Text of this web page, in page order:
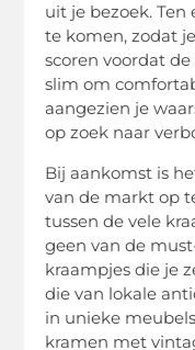
uit je bezoek.
te komen, zodat
scoren voordat
slim om
aangezien je
op zoek naar
Bij aankomst is
van de markt op
tussen de vele
geen van de
kraampjes die je
die van lokale
in unieke
kramen met